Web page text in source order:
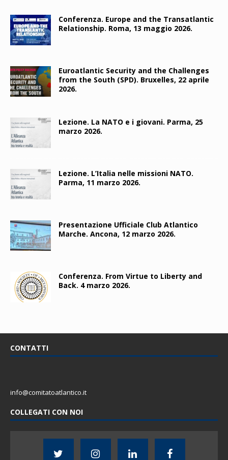
Conferenza. Europe and the Transatlantic
Relationship. Roma, 13 maggio 2026.
Euroatlantic Security and the Challenges
from the South (SPD). Bruxelles, 22 aprile
2026.
Lezione. La NATO e i giovani. Parma, 25
marzo 2026.
Lezione. L’Italia nelle missioni NATO.
Parma, 11 marzo 2026.
Presentazione Ufficiale Club Atlantico
Marche. Ancona, 12 marzo 2026.
Conferenza. From Virtue to Liberty and
Back. 4 marzo 2026.
CONTATTI
info@comitatoatlantico.it
COLLEGATI CON NOI